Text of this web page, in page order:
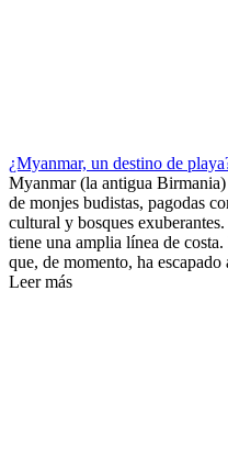
¿Myanmar, un destino de
Myanmar (la antigua Birmania)
de monjes budistas, pagodas
cultural y bosques
tiene una amplia línea de
que, de momento, ha escapado
Leer más